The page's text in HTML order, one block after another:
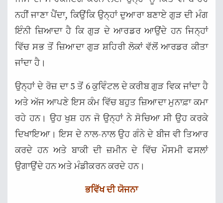
ਨਹੀਂ ਜਾਣਾ ਪੈਂਦਾ, ਕਿਉਂਕਿ ਉਨ੍ਹਾਂ ਦੁਆਰਾ ਬਣਾਏ ਗੁੜ ਦੀ ਮੰਗ
ਇੰਨੀ ਜ਼ਿਆਦਾ ਹੈ ਕਿ ਗੁੜ ਦੇ ਆਰਡਰ ਆਉਂਦੇ ਹਨ ਜਿਨ੍ਹਾਂ
ਵਿੱਚ ਸਭ ਤੋਂ ਜ਼ਿਆਦਾ ਗੁੜ ਸ਼ਹਿਰੀ ਲੋਕਾਂ ਵੱਲੋਂ ਆਰਡਰ ਕੀਤਾ
ਜਾਂਦਾ ਹੈ।
ਉਨ੍ਹਾਂ ਦੇ ਰੋਜ਼ ਦਾ 5 ਤੋਂ 6 ਕੁਵਿੰਟਲ ਦੇ ਕਰੀਬ ਗੁੜ ਵਿਕ ਜਾਂਦਾ ਹੈ
ਅਤੇ ਅੱਜ ਆਪਣੇ ਇਸ ਕੰਮ ਵਿੱਚ ਬਹੁਤ ਜ਼ਿਆਦਾ ਮੁਨਾਫ਼ਾ ਕਮਾ
ਰਹੇ ਹਨ। ਉਹ ਖੁਸ਼ ਹਨ ਜੋ ਉਨ੍ਹਾਂ ਨੇ ਸੋਚਿਆ ਸੀ ਉਹ ਕਰਕੇ
ਦਿਖਾਇਆ। ਇਸ ਦੇ ਨਾਲ-ਨਾਲ ਉਹ ਗੰਨੇ ਦੇ ਬੀਜ ਵੀ ਤਿਆਰ
ਕਰਦੇ ਹਨ ਅਤੇ ਬਾਕੀ ਦੀ ਜ਼ਮੀਨ ਦੇ ਵਿੱਚ ਮੌਸਮੀ ਫਸਲਾਂ
ਉਗਾਉਂਦੇ ਹਨ ਅਤੇ ਮੰਡੀਕਰਨ ਕਰਦੇ ਹਨ।
ਭਵਿੱਖ ਦੀ ਯੋਜਨਾ